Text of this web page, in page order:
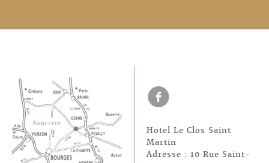
f
Hotel Le Clos Saint
Martin
Adresse : 10 Rue Saint-